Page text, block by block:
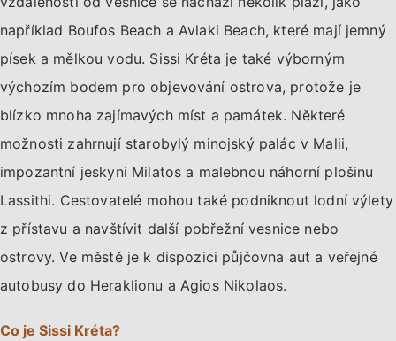
například Boufos Beach a Avlaki Beach, které mají jemný
písek a mělkou vodu. Sissi Kréta je také výborným
výchozím bodem pro objevování ostrova, protože je
blízko mnoha zajímavých míst a památek. Některé
možnosti zahrnují starobylý minojský palác v Malii,
impozantní jeskyni Milatos a malebnou náhorní plošinu
Lassithi. Cestovatelé mohou také podniknout lodní výlety
z přístavu a navštívit další pobřežní vesnice nebo
ostrovy. Ve městě je k dispozici půjčovna aut a veřejné
autobusy do Heraklionu a Agios Nikolaos.
Co je Sissi Kréta?